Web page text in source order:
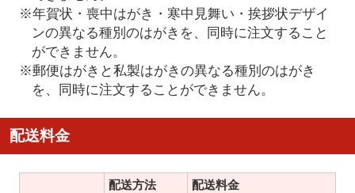
※年賀状・喪中はがき・寒中見舞い・挨拶状デザイ
ンの異なる種別のはがきを、同時に注文すること
ができません。
※郵便はがきと私製はがきの異なる種別のはがき
を、同時に注文することができません。
配送料金
配送方法 配送料金